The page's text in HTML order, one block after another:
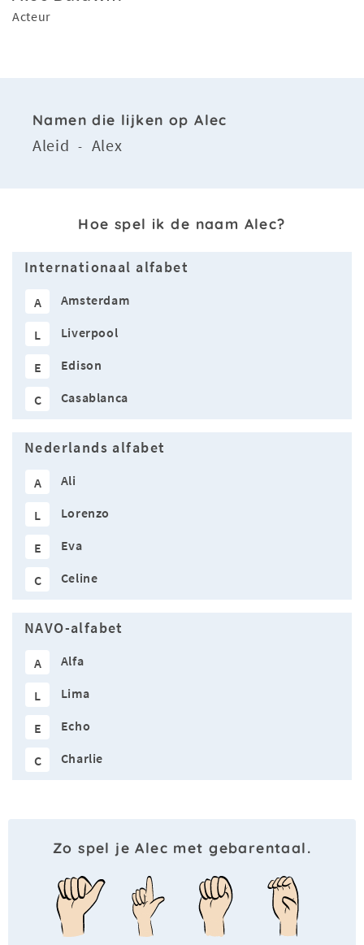
Acteur
Namen die lijken op Alec
Aleid - Alex
Hoe spel ik de naam Alec?
Internationaal alfabet
A Amsterdam
L Liverpool
E Edison
C Casablanca
Nederlands alfabet
A Ali
L Lorenzo
E Eva
C Celine
NAVO-alfabet
A Alfa
L Lima
E Echo
C Charlie
Zo spel je Alec met gebarentaal.